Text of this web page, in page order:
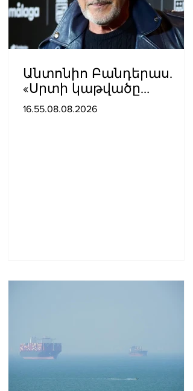
Անտոնիո Բանդերաս.
«Սրտի կաթվածը
լավագույն բանն էր, որ
16.55.08.08.2026